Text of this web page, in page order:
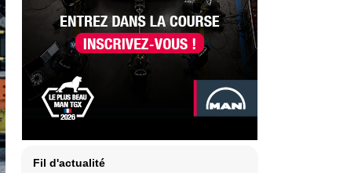
Fil d'actualité